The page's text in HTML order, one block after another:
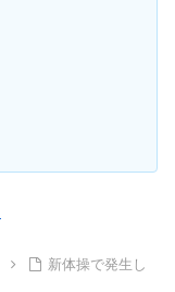
新体操で発生し